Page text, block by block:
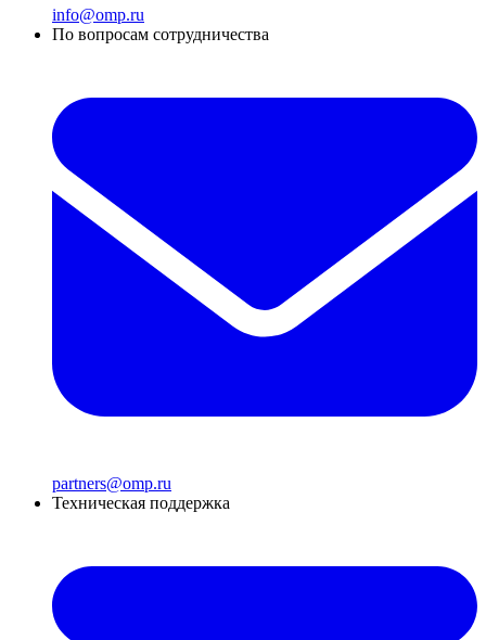
info@omp.ru
По вопросам сотрудничества
partners@omp.ru
Техническая поддержка